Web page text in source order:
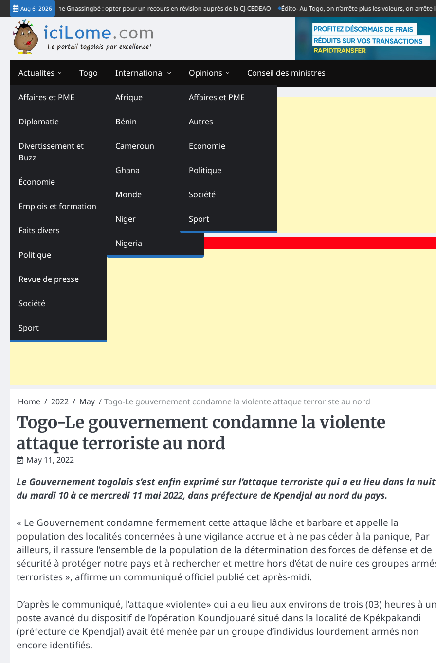
Skip
to
content
Aug 6, 2026
du système Gnassingbé : opter pour un recours en révision auprès de la CJ-CEDEAO Édito- Au Togo, on n’arrête plus les voleurs, on arrête les
Actualites
Affaires et PME
Diplomatie
Divertissement et
Buzz
Économie
Emplois et formation
Faits divers
Politique
Revue de presse
Société
Sport
Togo International
Afrique
Bénin
Cameroun
Ghana
Monde
Niger
Nigeria
Opinions
Affaires et PME
Autres
Economie
Politique
Société
Sport
Conseil des ministres
Home 2022 May Togo-Le gouvernement condamne la violente attaque terroriste au nord
Togo-Le gouvernement condamne la violente
attaque terroriste au nord
May 11, 2022
Le Gouvernement togolais s’est enfin exprimé sur l’attaque terroriste qui a eu lieu dans la nuit
du mardi 10 à ce mercredi 11 mai 2022, dans préfecture de Kpendjal au nord du pays.
« Le Gouvernement condamne fermement cette attaque lâche et barbare et appelle la
population des localités concernées à une vigilance accrue et à ne pas céder à la panique, Par
ailleurs, il rassure l’ensemble de la population de la détermination des forces de défense et de
sécurité à protéger notre pays et à rechercher et mettre hors d’état de nuire ces groupes
terroristes », affirme un communiqué officiel publié cet après-midi.
D’après le communiqué, l’attaque «violente» qui a eu lieu aux environs de trois (03) heures à
poste avancé du dispositif de l’opération Koundjouaré situé dans la localité de Kpékpakandi
(préfecture de Kpendjal) avait été menée par un groupe d’individus lourdement armés non
encore identifiés.